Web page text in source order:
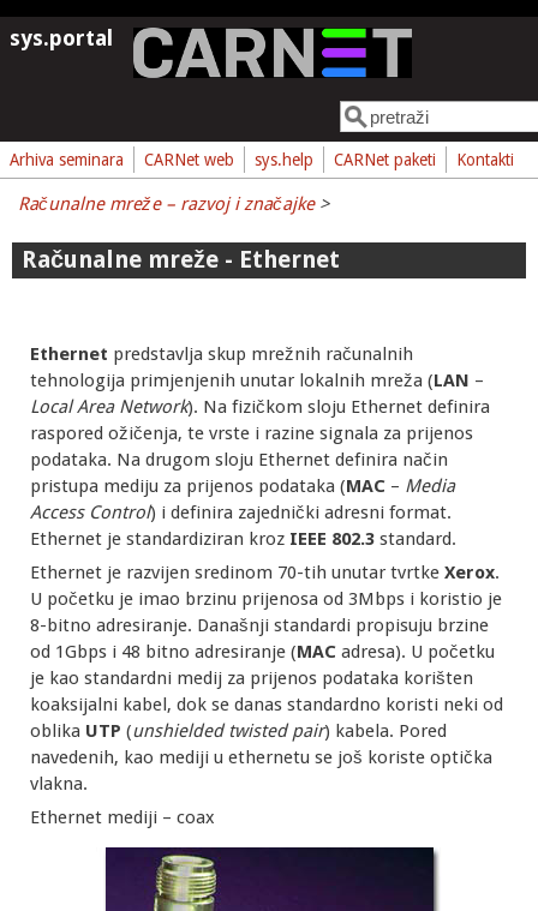
Skoči na glavni sadržaj
sys.portal
Obrazac pretrage
Pretraga
Arhiva seminara CARNet web sys.help CARNet paketi Kontakti
Računalne mreže – razvoj i značajke>
Računalne mreže - Ethernet
Ethernet predstavlja skup mrežnih računalnih
tehnologija primjenjenih unutar lokalnih mreža (LAN –
Local Area Network). Na fizičkom sloju Ethernet definira
raspored ožičenja, te vrste i razine signala za prijenos
podataka. Na drugom sloju Ethernet definira način
pristupa mediju za prijenos podataka (MAC – Media
Access Control) i definira zajednički adresni format.
Ethernet je standardiziran kroz IEEE 802.3 standard.
Ethernet je razvijen sredinom 70-tih unutar tvrtke Xerox.
U početku je imao brzinu prijenosa od 3Mbps i koristio je
8-bitno adresiranje. Današnji standardi propisuju brzine
od 1Gbps i 48 bitno adresiranje (MAC adresa). U početku
je kao standardni medij za prijenos podataka korišten
koaksijalni kabel, dok se danas standardno koristi neki od
oblika UTP (unshielded twisted pair) kabela. Pored
navedenih, kao mediji u ethernetu se još koriste optička
vlakna.
Ethernet mediji – coax